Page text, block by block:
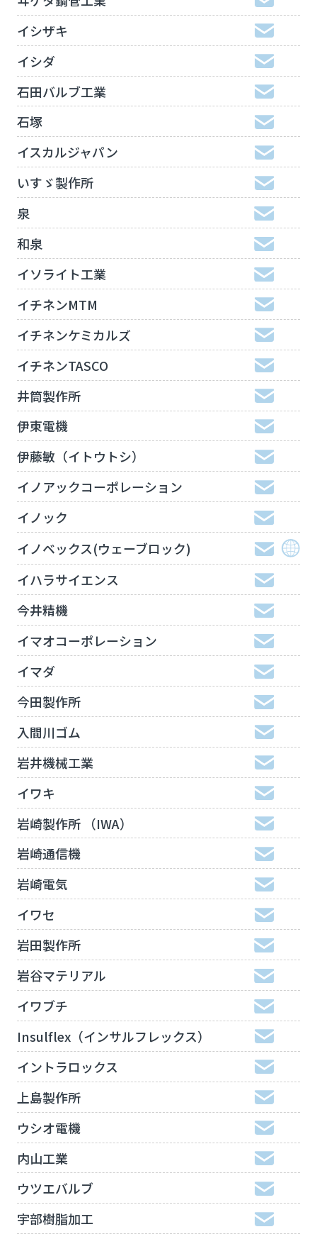
イシザキ
イシダ
石田バルブ工業
石塚
イスカルジャパン
いすゞ製作所
泉
和泉
イソライト工業
イチネンMTM
イチネンケミカルズ
イチネンTASCO
井筒製作所
伊東電機
伊藤敏（イトウトシ）
イノアックコーポレーション
イノック
イノベックス(ウェーブロック)
イハラサイエンス
今井精機
イマオコーポレーション
イマダ
今田製作所
入間川ゴム
岩井機械工業
イワキ
岩崎製作所 （IWA）
岩崎通信機
岩崎電気
イワセ
岩田製作所
岩谷マテリアル
イワブチ
Insulflex（インサルフレックス）
イントラロックス
上島製作所
ウシオ電機
内山工業
ウツエバルブ
宇部樹脂加工